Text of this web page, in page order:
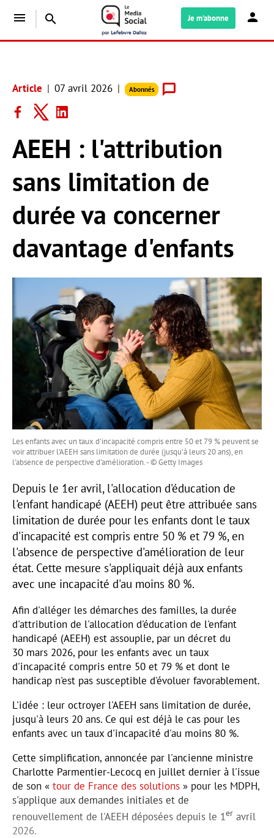
menu search Je m'abonne
Article 07 avril 2026 Abonnés
AEEH : l'attribution
sans limitation de
durée va concerner
davantage d'enfants
Les enfants avec un taux d'incapacité compris entre 50 et 79 % peuvent se
voir attribuer l'AEEH sans limitation de durée (jusqu'à leurs 20 ans), en
l'absence de perspective d'amélioration. - © Getty Images
Depuis le 1er avril, l'allocation d'éducation de
l'enfant handicapé (AEEH) peut être attribuée sans
limitation de durée pour les enfants dont le taux
d'incapacité est compris entre 50 % et 79 %, en
l'absence de perspective d'amélioration de leur
état. Cette mesure s'appliquait déjà aux enfants
avec une incapacité d'au moins 80 %.
Afin d'alléger les démarches des familles, la durée
d'attribution de l'allocation d'éducation de l'enfant
handicapé (AEEH) est assouplie, par un décret du
30 mars 2026, pour les enfants avec un taux
d'incapacité compris entre 50 et 79 % et dont le
handicap n'est pas susceptible d'évoluer favorablement.
L'idée : leur octroyer l'AEEH sans limitation de durée,
jusqu'à leurs 20 ans. Ce qui est déjà le cas pour les
enfants avec un taux d'incapacité d'au moins 80 %.
Cette simplification, annoncée par l'ancienne ministre
Charlotte Parmentier-Lecocq en juillet dernier à l'issue
de son « tour de France des solutions » pour les MDPH,
s'applique aux demandes initiales et de
renouvellement de l'AEEH déposées depuis le 1er avril
2026.